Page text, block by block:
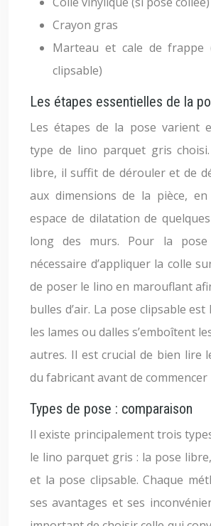
Crayon gras
Marteau et cale de frappe
clipsable)
Les étapes essentielles de la
Les étapes de la pose varient
type de lino parquet gris
libre, il suffit de dérouler et de
aux dimensions de la pièce,
espace de dilatation de
long des murs. Pour la
nécessaire d’appliquer la colle
de poser le lino en marouflant
bulles d’air. La pose clipsable
les lames ou dalles s’emboîtent
autres. Il est crucial de bien lire
du fabricant avant de commencer
Types de pose : comparaison
Il existe principalement trois
le lino parquet gris : la pose
et la pose clipsable. Chaque
ses avantages et ses